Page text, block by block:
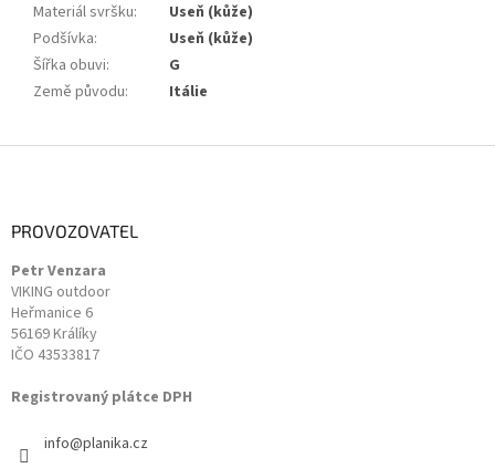
Materiál svršku:
Useň (kůže)
Podšívka:
Useň (kůže)
Šířka obuvi:
G
Země původu: Itálie
PROVOZOVATEL
Petr Venzara
VIKING outdoor
Heřmanice 6
56169 Králíky
IČO 43533817
Registrovaný plátce DPH
info@planika.cz